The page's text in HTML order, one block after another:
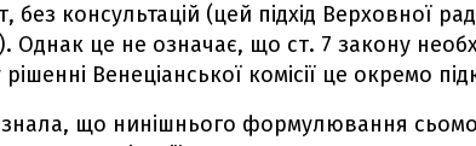
без консультацій (цей підхід Верховної
Однак це не означає, що ст. 7 закону
Венеціанської комісії це окремо
що нинішнього формулювання